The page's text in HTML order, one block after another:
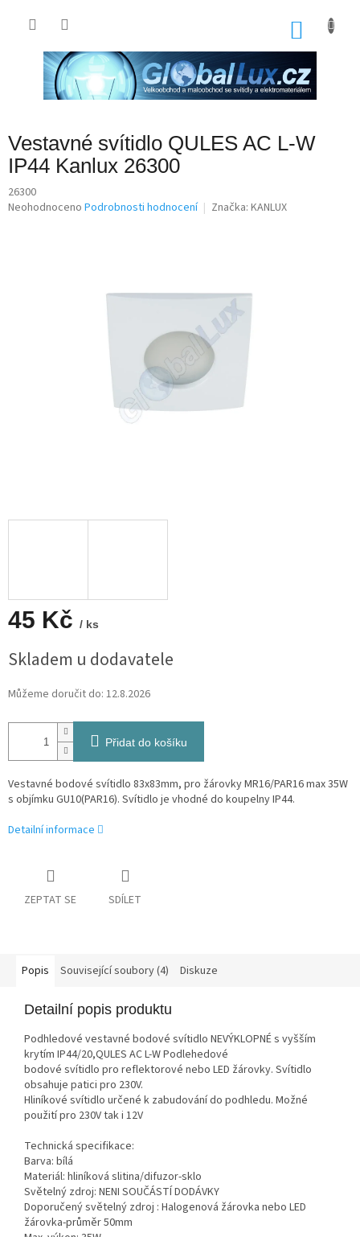
Vestavné svítidlo QULES AC L-W
IP44 Kanlux 26300
26300
Průměrné
Neohodnoceno Podrobnosti hodnocení Značka: KANLUX
45 Kč / ks
cena:
Skladem u dodavatele
Můžeme doručit do: 12.8.2026
Přidat do košíku
Vestavné bodové svítidlo 83x83mm, pro žárovky MR16/PAR16 max 35W
s objímku GU10(PAR16). Svítidlo je vhodné do koupelny IP44.
Detailní informace
ZEPTAT SE SDÍLET
Popis Související soubory (4) Diskuze
Detailní popis produktu
Podhledové vestavné bodové svítidlo NEVÝKLOPNÉ s vyšším
krytím IP44/20,QULES AC L-W Podlehedové
bodové svítidlo pro reflektorové nebo LED žárovky. Svítidlo
obsahuje patici pro 230V.
Hliníkové svítidlo určené k zabudování do podhledu. Možné
použití pro 230V tak i 12V
Technická specifikace:
Barva: bílá
Materiál: hliníková slitina/difuzor-sklo
Světelný zdroj: NENI SOUČÁSTÍ DODÁVKY
Doporučený světelný zdroj : Halogenová žárovka nebo LED
žárovka-průměr 50mm